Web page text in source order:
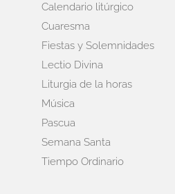
Calendario litúrgico
Cuaresma
Fiestas y Solemnidades
Lectio Divina
Liturgia de la horas
Música
Pascua
Semana Santa
Tiempo Ordinario